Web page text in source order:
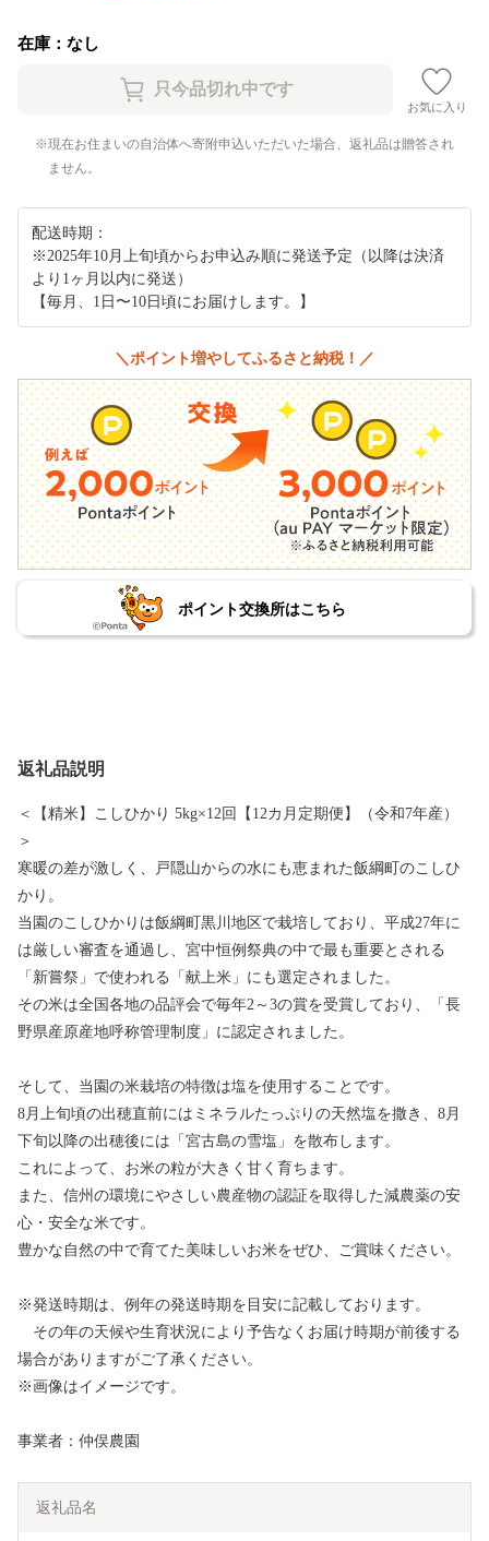
在庫：なし
お気に入り
現在お住まいの自治体へ寄附申込いただいた場合、返礼品は贈答され
ません。
配送時期：
※2025年10月上旬頃からお申込み順に発送予定（以降は決済
より1ヶ月以内に発送）
【毎月、1日〜10日頃にお届けします。】
＼ポイント増やしてふるさと納税！／
ポイント交換所はこちら
返礼品説明
＜【精米】こしひかり 5kg×12回【12カ月定期便】（令和7年産）
＞
寒暖の差が激しく、戸隠山からの水にも恵まれた飯綱町のこしひ
かり。
当園のこしひかりは飯綱町黒川地区で栽培しており、平成27年に
は厳しい審査を通過し、宮中恒例祭典の中で最も重要とされる
「新嘗祭」で使われる「献上米」にも選定されました。
その米は全国各地の品評会で毎年2～3の賞を受賞しており、「長
野県産原産地呼称管理制度」に認定されました。
そして、当園の米栽培の特徴は塩を使用することです。
8月上旬頃の出穂直前にはミネラルたっぷりの天然塩を撒き、8月
下旬以降の出穂後には「宮古島の雪塩」を散布します。
これによって、お米の粒が大きく甘く育ちます。
また、信州の環境にやさしい農産物の認証を取得した減農薬の安
心・安全な米です。
豊かな自然の中で育てた美味しいお米をぜひ、ご賞味ください。
※発送時期は、例年の発送時期を目安に記載しております。
その年の天候や生育状況により予告なくお届け時期が前後する
場合がありますがご了承ください。
※画像はイメージです。
事業者：仲俣農園
返礼品名